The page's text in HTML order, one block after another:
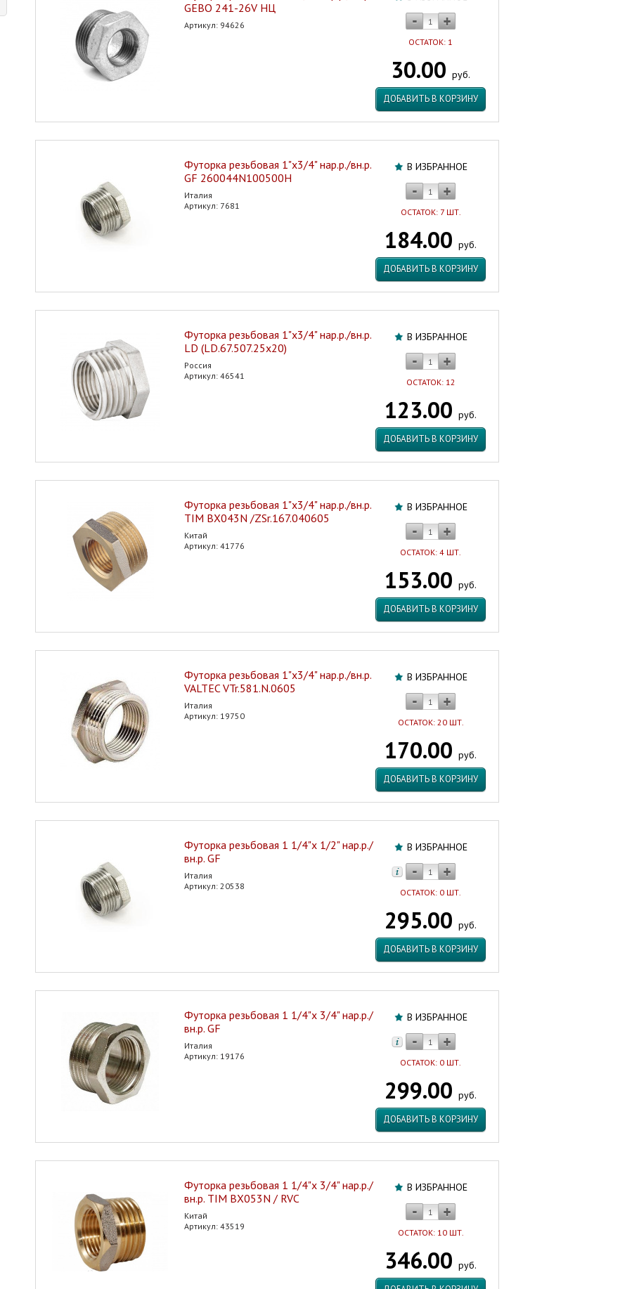
ОСТАТОК: 1
30.00 руб.
ДОБАВИТЬ В КОРЗИНУ
GEBO 241-26V НЦ
Артикул: 94626
В ИЗБРАННОЕ
ОСТАТОК: 7 ШТ.
184.00 руб.
ДОБАВИТЬ В КОРЗИНУ
Футорка резьбовая 1"х3/4" нар.р./вн.р.
GF 260044N100500H
Италия
Артикул: 7681
В ИЗБРАННОЕ
ОСТАТОК: 12
123.00 руб.
ДОБАВИТЬ В КОРЗИНУ
Футорка резьбовая 1"х3/4" нар.р./вн.р.
LD (LD.67.507.25x20)
Россия
Артикул: 46541
В ИЗБРАННОЕ
ОСТАТОК: 4 ШТ.
153.00 руб.
ДОБАВИТЬ В КОРЗИНУ
Футорка резьбовая 1"х3/4" нар.р./вн.р.
TIM BX043N /ZSr.167.040605
Китай
Артикул: 41776
В ИЗБРАННОЕ
ОСТАТОК: 20 ШТ.
170.00 руб.
ДОБАВИТЬ В КОРЗИНУ
Футорка резьбовая 1"х3/4" нар.р./вн.р.
VALTEC VTr.581.N.0605
Италия
Артикул: 19750
В ИЗБРАННОЕ
ОСТАТОК: 0 ШТ.
295.00 руб.
ДОБАВИТЬ В КОРЗИНУ
Футорка резьбовая 1 1/4"х 1/2" нар.р./
вн.р. GF
Италия
Артикул: 20538
В ИЗБРАННОЕ
ОСТАТОК: 0 ШТ.
299.00 руб.
ДОБАВИТЬ В КОРЗИНУ
Футорка резьбовая 1 1/4"х 3/4" нар.р./
вн.р. GF
Италия
Артикул: 19176
В ИЗБРАННОЕ
ОСТАТОК: 10 ШТ.
346.00 руб.
Футорка резьбовая 1 1/4"х 3/4" нар.р./
вн.р. TIM BX053N / RVC
Китай
Артикул: 43519